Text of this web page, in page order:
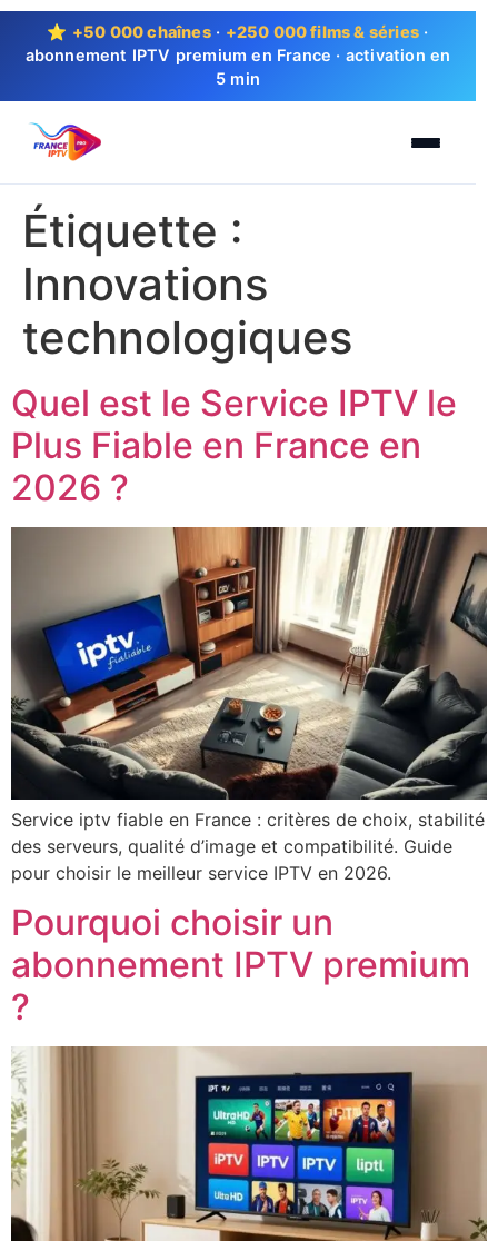
⭐ +50 000 chaînes· +250 000 films & séries ·
abonnement IPTV premium en France · activation en
5 min
Étiquette :
Innovations
technologiques
Quel est le Service IPTV le
Plus Fiable en France en
2026 ?
Service iptv fiable en France : critères de choix, stabilité
des serveurs, qualité d’image et compatibilité. Guide
pour choisir le meilleur service IPTV en 2026.
Pourquoi choisir un
abonnement IPTV premium
?